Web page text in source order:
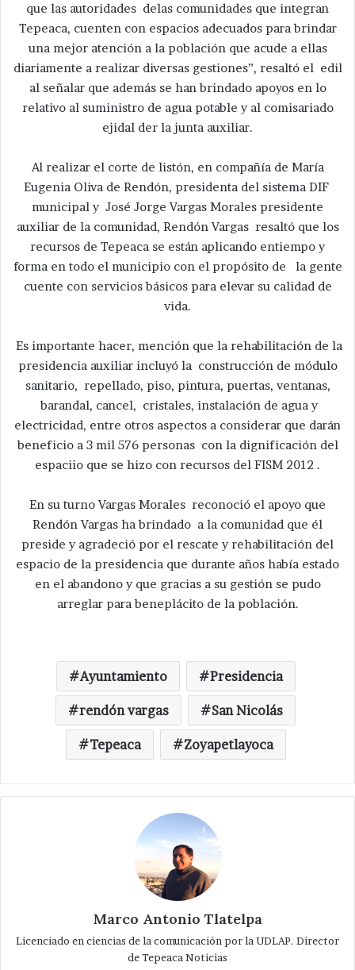
que las autoridades delas comunidades que integran
Tepeaca, cuenten con espacios adecuados para brindar
una mejor atención a la población que acude a ellas
diariamente a realizar diversas gestiones”, resaltó el edil
al señalar que además se han brindado apoyos en lo
relativo al suministro de agua potable y al comisariado
ejidal der la junta auxiliar.
Al realizar el corte de listón, en compañía de María
Eugenia Oliva de Rendón, presidenta del sistema DIF
municipal y José Jorge Vargas Morales presidente
auxiliar de la comunidad, Rendón Vargas resaltó que los
recursos de Tepeaca se están aplicando entiempo y
forma en todo el municipio con el propósito de la gente
cuente con servicios básicos para elevar su calidad de
vida.
Es importante hacer, mención que la rehabilitación de la
presidencia auxiliar incluyó la construcción de módulo
sanitario, repellado, piso, pintura, puertas, ventanas,
barandal, cancel, cristales, instalación de agua y
electricidad, entre otros aspectos a considerar que darán
beneficio a 3 mil 576 personas con la dignificación del
espaciio que se hizo con recursos del FISM 2012 .
En su turno Vargas Morales reconoció el apoyo que
Rendón Vargas ha brindado a la comunidad que él
preside y agradeció por el rescate y rehabilitación del
espacio de la presidencia que durante años había estado
en el abandono y que gracias a su gestión se pudo
arreglar para beneplácito de la población.
Ayuntamiento Presidencia
rendón vargas San Nicolás
Tepeaca Zoyapetlayoca
Marco Antonio Tlatelpa
Licenciado en ciencias de la comunicación por la UDLAP. Director
de Tepeaca Noticias